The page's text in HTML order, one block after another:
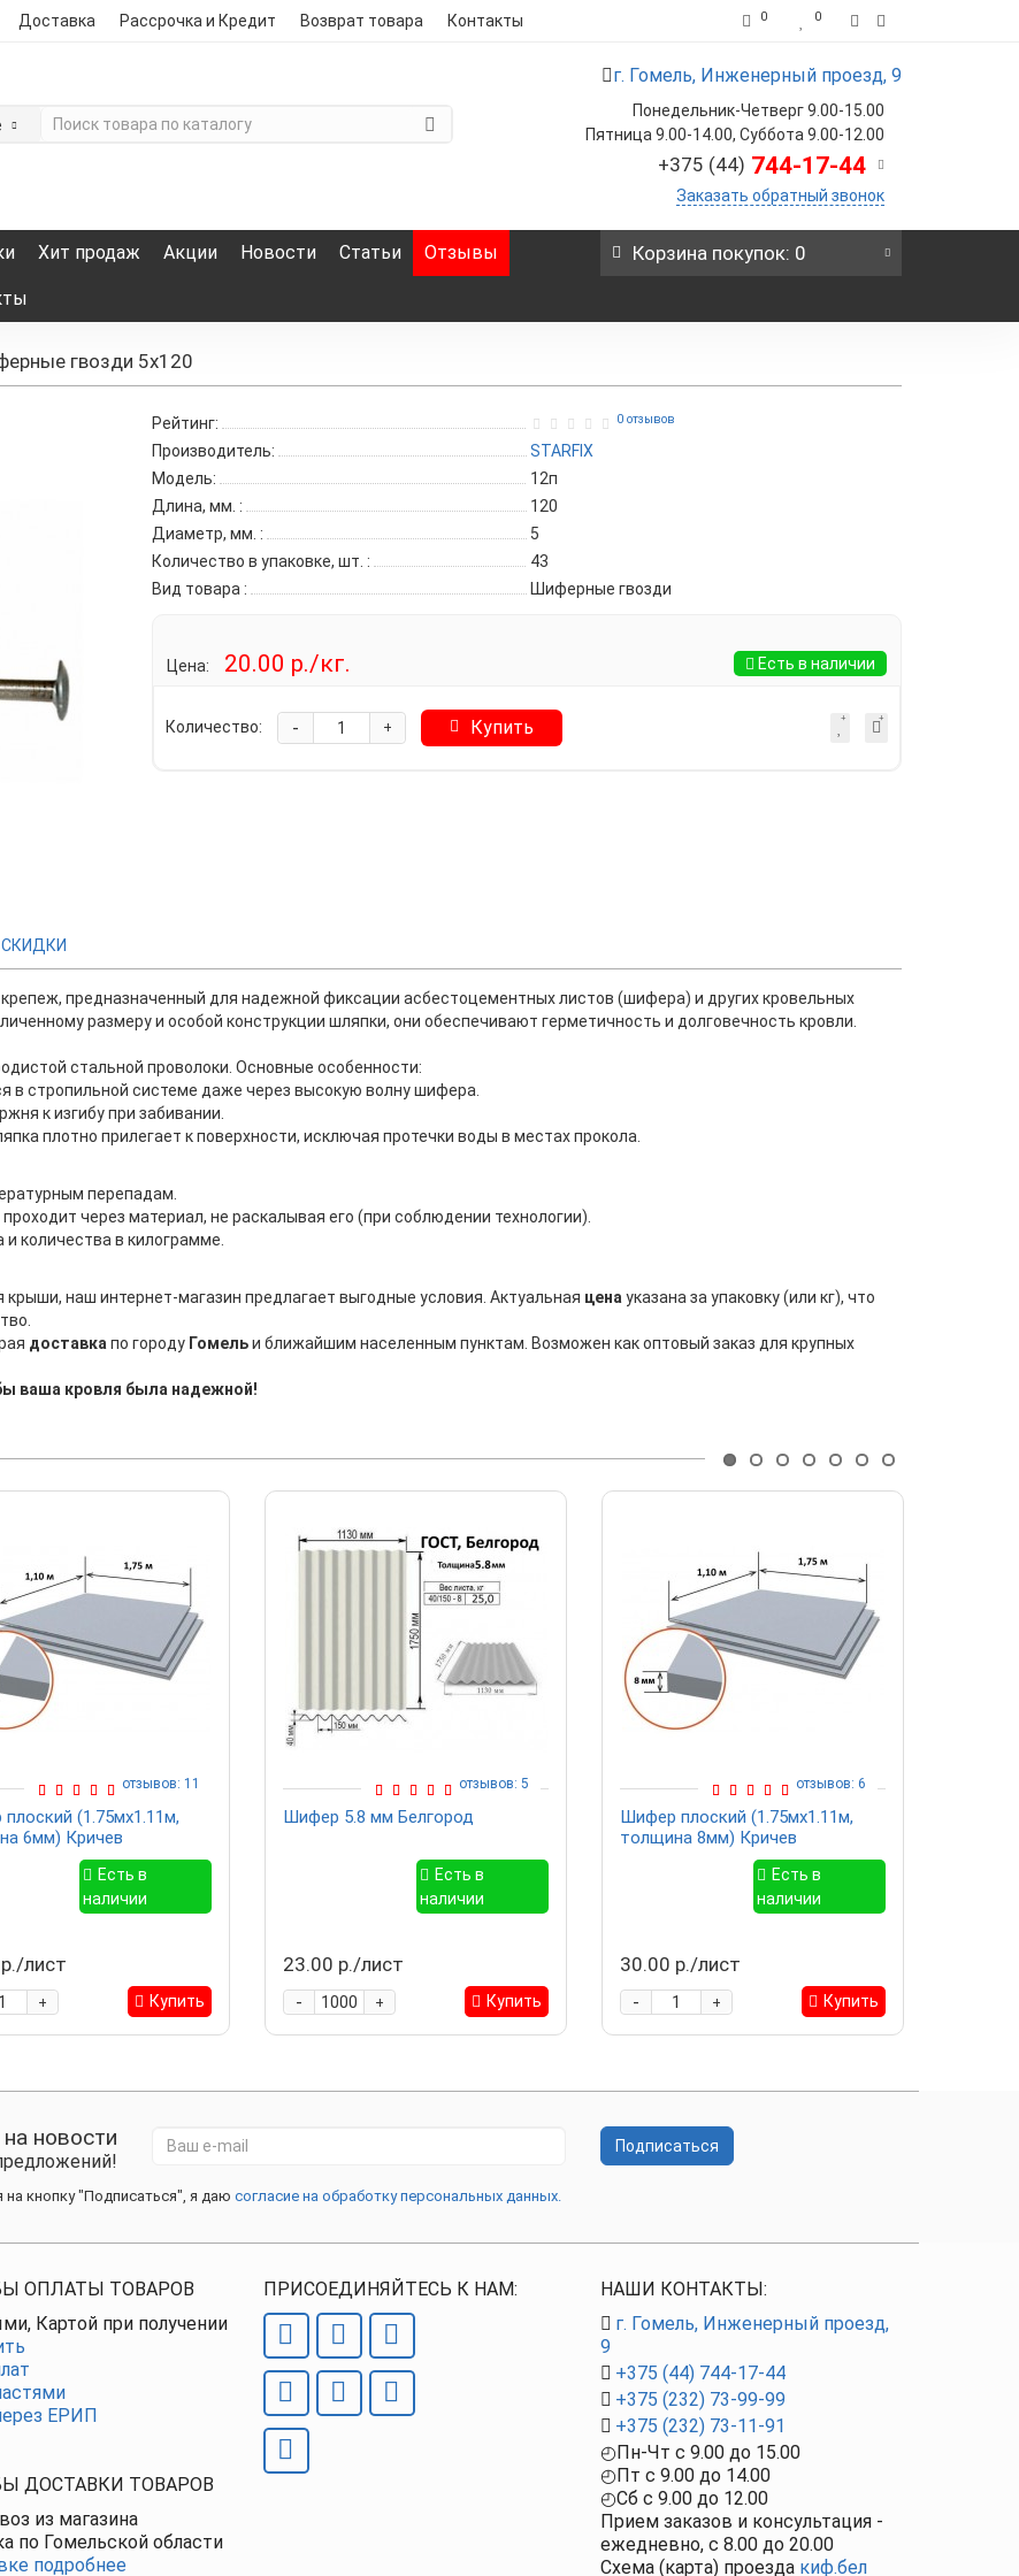
Доставка Рассрочка и Кредит Возврат товара Контакты 0 0
г. Гомель, Инженерный проезд, 9
Понедельник-Четверг 9.00-15.00
Пятница 9.00-14.00, Суббота 9.00-12.00
+375 (44) 744-17-44
Заказать обратный звонок
Хит продаж Акции Новости Статьи Отзывы Корзинапокупок: 0
гвозди 5х120
Рейтинг: 0 отзывов
Производитель:
STARFIX
Модель:
12п
Длина, мм. :
120
Диаметр, мм. :
5
Количество в упаковке, шт. :
43
Вид товара : Шиферные гвозди
Цена: 20.00 р./кг. Есть в наличии
Количество: +
- Купить
СКИДКИ
предназначенный для надежной фиксации асбестоцементных листов (шифера) и других кровельных
размеру и особой конструкции шляпки, они обеспечивают герметичность и долговечность кровли.
стальной проволоки. Основные особенности:
в стропильной системе даже через высокую волну шифера.
к изгибу при забивании.
плотно прилегает к поверхности, исключая протечки воды в местах прокола.
перепадам.
через материал, не раскалывая его (при соблюдении технологии).
количества в килограмме.
наш интернет-магазин предлагает выгодные условия. Актуальная цена указана за упаковку (или кг), что
доставка по городу Гомельи ближайшим населенным пунктам. Возможен как оптовый заказ для крупных
ваша кровля была надежной!
(1.75мх1.11м,
6мм) Кричев
отзывов: 11
Есть в
наличии
лист
+ Купить
Шифер 5.8 мм Белгород
отзывов: 5
Есть в
наличии
23.00 р./лист
+
- Купить
Шифер плоский (1.75мх1.11м,
толщина 8мм) Кричев
отзывов: 6
Есть в
наличии
30.00 р./лист
+
- Купить
новости Подписаться
кнопку "Подписаться", я даю согласие на обработку персональных данных.
ОПЛАТЫ ТОВАРОВ
Картой при получении
ЕРИП
ДОСТАВКИ ТОВАРОВ
из магазина
по Гомельской области
подробнее
ПРИСОЕДИНЯЙТЕСЬ К НАМ:
НАШИ КОНТАКТЫ:
г. Гомель, Инженерный проезд,
9
+375 (44) 744-17-44
+375 (232) 73-99-99
+375 (232) 73-11-91
◴Пн-Чт c 9.00до 15.00
◴Пт c 9.00до 14.00
◴Сб с 9.00 до 12.00
Прием заказов и консультация -
ежедневно, с 8.00до 20.00
Схема (карта) проезда киф.бел